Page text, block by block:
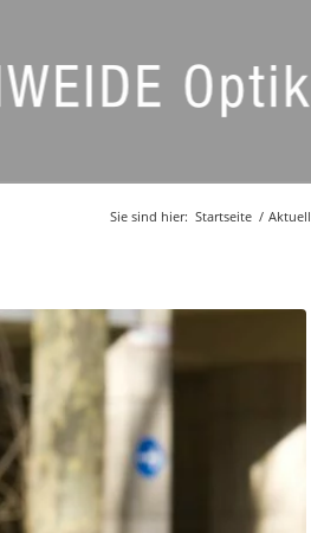
Sie sind hier: Startseite / Aktuell